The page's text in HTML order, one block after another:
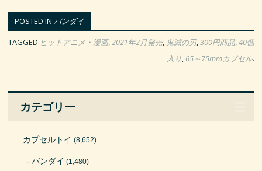
POSTED INバンダイ
TAGGED ヒットアニメ・漫画,2021年2月発売, 鬼滅の刃,300円商品,40個
入り, 65～75mmカプセル.
カテゴリー
カプセルトイ (8,652)
バンダイ (1,480)